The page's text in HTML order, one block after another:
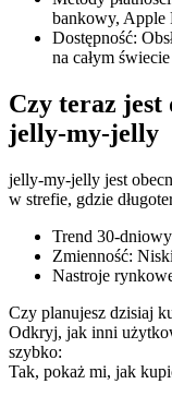
TradFi
Instrumenty
Kontrakty
Kontrakty
bankowy, Apple
Dostępność:
na całym świecie
Czy teraz jest
jelly-my-jelly
jelly-my-jelly jest
w strefie, gdzie
Trend 30-dniowy
Zmienność: Niski
Nastroje
Czy planujesz dzisiaj
Odkryj, jak inni
szybko:
Tak, pokaż mi, jak